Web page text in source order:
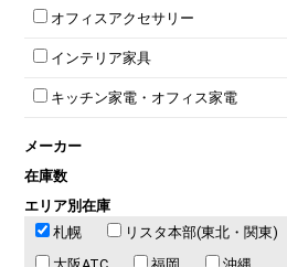
ダイヤル錠ロッカー
ワードローブ・クローゼット
会議テーブルW1800～
平行スタックテーブル
会議テーブルその他
ミーティングチェアその他
パーテーションその他
壁掛けホワイトボード
ホワイトボードその他
電話機（ビジネスフォン）
シュレッダー
スクリーン
その他OA機器
オフィスアクセサリー
チェア用台車
演台・講演台・演説台
防音パネル
コートハンガー・ポールハンガー
傘立て
食器棚・キッチンキャビネット
カタログスタンド
オフィスアクセサリーその他
インテリア家具
モールドチェア
ダイニングチェア
カウンターテーブル
センターテーブル・サイドテーブル
ベンチ・スツール
ソファ
シェルフ
キッチン家電・オフィス家電
冷蔵庫・洗濯機
空気清浄機・加湿器
液晶テレビ・モニター類
エアコン
照明機器
メーカー
在庫数
エリア別在庫
札幌
リスタ本部(東北・関東)